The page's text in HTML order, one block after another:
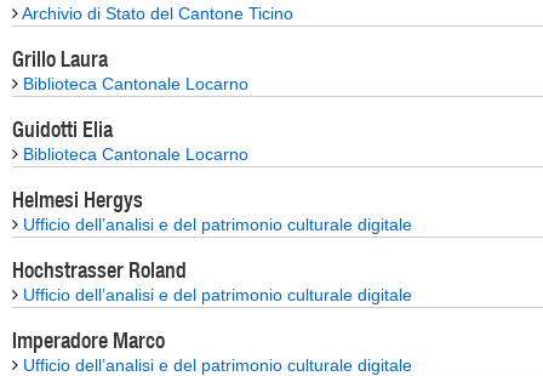
Archivio di Stato del Cantone Ticino
Grillo Laura
Biblioteca Cantonale Locarno
Guidotti Elia
Biblioteca Cantonale Locarno
Helmesi Hergys
Ufficio dell’analisi e del patrimonio culturale digitale
Hochstrasser Roland
Ufficio dell’analisi e del patrimonio culturale digitale
Imperadore Marco
Ufficio dell’analisi e del patrimonio culturale digitale